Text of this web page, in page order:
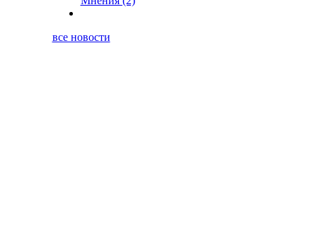
все новости